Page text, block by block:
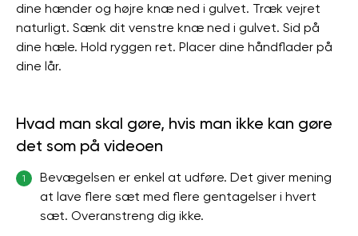
dine hænder og højre knæ ned i gulvet. Træk vejret
naturligt. Sænk dit venstre knæ ned i gulvet. Sid på
dine hæle. Hold ryggen ret. Placer dine håndflader på
dine lår.
Hvad man skal gøre, hvis man ikke kan gøre
det som på videoen
1
Bevægelsen er enkel at udføre. Det giver mening
at lave flere sæt med flere gentagelser i hvert
sæt. Overanstreng dig ikke.